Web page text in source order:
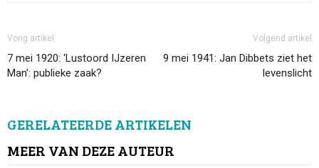
Vorig artikel
7 mei 1920: ‘Lustoord IJzeren
Man’: publieke zaak?
Volgend artikel
9 mei 1941: Jan Dibbets ziet het
levenslicht
GERELATEERDE ARTIKELEN
MEER VAN DEZE AUTEUR